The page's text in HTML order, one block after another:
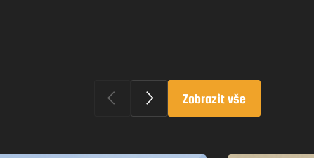
Zobrazit vše